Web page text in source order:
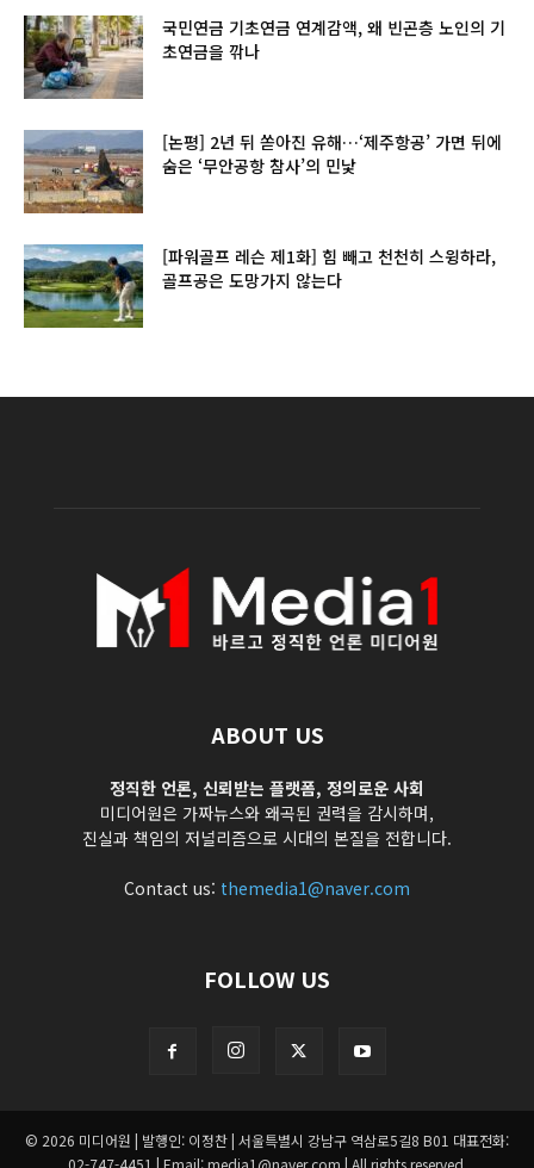
국민연금 기초연금 연계감액, 왜 빈곤층 노인의 기
초연금을 깎나
[논평] 2년 뒤 쏟아진 유해…‘제주항공’ 가면 뒤에
숨은 ‘무안공항 참사’의 민낯
[파워골프 레슨 제1화] 힘 빼고 천천히 스윙하라,
골프공은 도망가지 않는다
ABOUT US
정직한 언론, 신뢰받는 플랫폼, 정의로운 사회
미디어원은 가짜뉴스와 왜곡된 권력을 감시하며,
진실과 책임의 저널리즘으로 시대의 본질을 전합니다.
Contact us: themedia1@naver.com
FOLLOW US
© 2026 미디어원 | 발행인: 이정찬 | 서울특별시 강남구 역삼로5길8 B01 대표전화:
02-747-4451 | Email: media1@naver.com | All rights reserved.